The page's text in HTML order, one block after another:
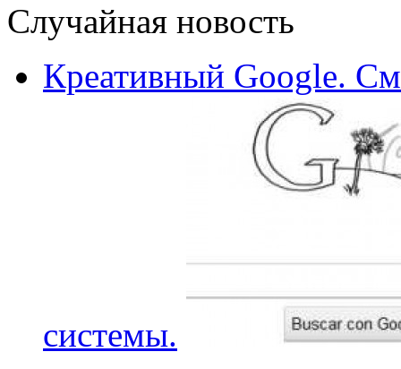
Случайная новость
Креативный Google.
системы.